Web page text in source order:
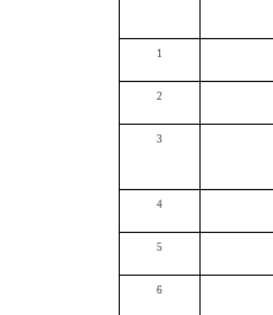
1
2
3
4
5
6